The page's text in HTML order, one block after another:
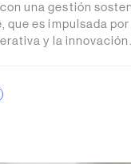
una gestión
que es impulsada por
y la innovación.